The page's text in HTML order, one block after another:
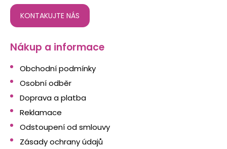
KONTAKUJTE NÁS
Nákup a informace
Obchodní podmínky
Osobní odběr
Doprava a platba
Reklamace
Odstoupení od smlouvy
Zásady ochrany údajů